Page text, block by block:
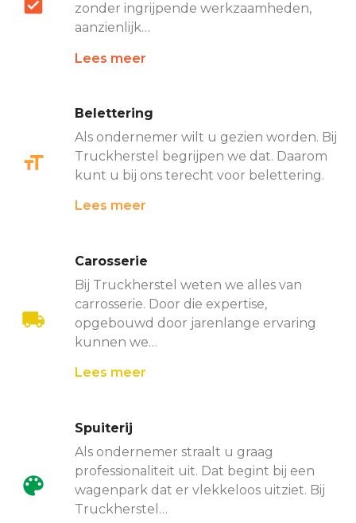
zonder ingrijpende werkzaamheden,
aanzienlijk…
Lees meer
Belettering
Als ondernemer wilt u gezien worden. Bij
Truckherstel begrijpen we dat. Daarom
kunt u bij ons terecht voor belettering.
Lees meer
Carosserie
Bij Truckherstel weten we alles van
carrosserie. Door die expertise,
opgebouwd door jarenlange ervaring
kunnen we…
Lees meer
Spuiterij
Als ondernemer straalt u graag
professionaliteit uit. Dat begint bij een
wagenpark dat er vlekkeloos uitziet. Bij
Truckherstel…